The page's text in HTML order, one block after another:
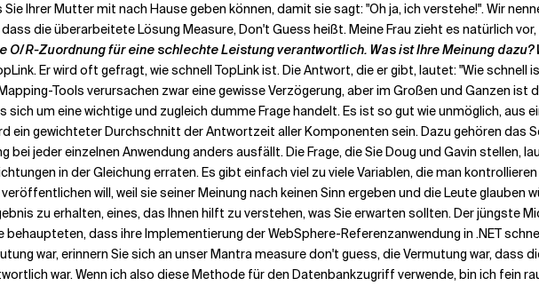
Ihrer Mutter mit nach Hause geben können, damit sie sagt: "Oh ja, ich verstehe!". Wir
die überarbeitete Lösung Measure, Don't Guess heißt. Meine Frau zieht es natürlich
O/R-Zuordnung für eine schlechte Leistung verantwortlich. Was ist Ihre Meinung dazu?
Er wird oft gefragt, wie schnell TopLink ist. Die Antwort, die er gibt, lautet: "Wie schnell
Tools verursachen zwar eine gewisse Verzögerung, aber im Großen und Ganzen ist
sich um eine wichtige und zugleich dumme Frage handelt. Es ist so gut wie unmöglich, aus
ein gewichteter Durchschnitt der Antwortzeit aller Komponenten sein. Dazu gehören das
bei jeder einzelnen Anwendung anders ausfällt. Die Frage, die Sie Doug und Gavin
in der Gleichung erraten. Es gibt einfach viel zu viele Variablen, die man
will, weil sie seiner Meinung nach keinen Sinn ergeben und die Leute glauben
zu erhalten, eines, das Ihnen hilft zu verstehen, was Sie erwarten sollten. Der jüngste
dass ihre Implementierung der WebSphere-Referenzanwendung in .NET
war, erinnern Sie sich an unser Mantra measure don't guess, die Vermutung war, dass
war. Wenn ich also diese Methode für den Datenbankzugriff verwende, bin ich fein